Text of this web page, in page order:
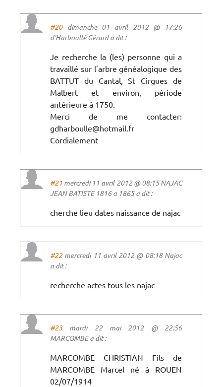
#20dimanche 01 avril 2012 @ 17:26
d'Harboullé Gérard a dit :
Je recherche la (les) personne qui a
travaillé sur l'arbre généalogique des
BATTUT du Cantal, St Cirgues de
Malbert et environ, période
antérieure à 1750.
Merci de me contacter:
gdharboulle@hotmail.fr
Cordialement
#21 mercredi 11 avril 2012 @ 08:15 NAJAC
JEAN BATISTE 1816 a 1865 a dit :
cherche lieu dates naissance de najac
#22mercredi 11 avril 2012 @ 08:18 Najac
a dit :
recherche actes tous les najac
#23 mardi 22 mai 2012 @ 22:56
MARCOMBE a dit :
MARCOMBE CHRISTIAN Fils de
MARCOMBE Marcel né à ROUEN
02/07/1914